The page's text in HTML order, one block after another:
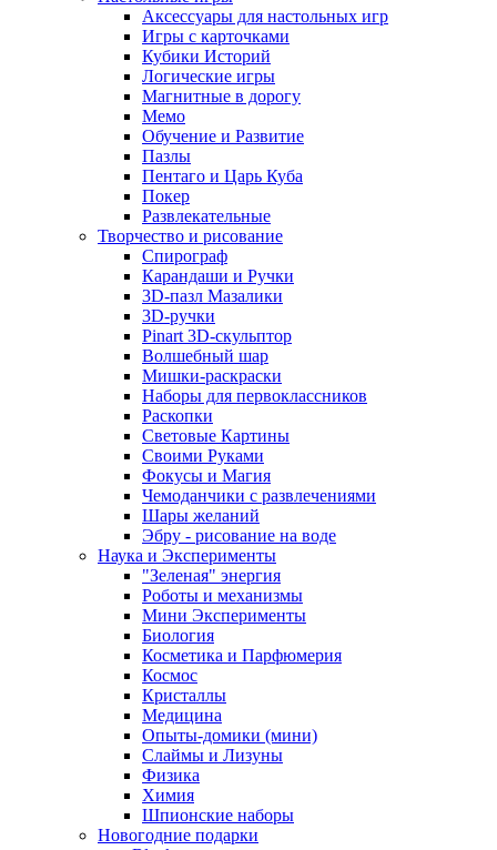
Аксессуары для настольных игр
Игры с карточками
Кубики Историй
Логические игры
Магнитные в дорогу
Мемо
Обучение и Развитие
Пазлы
Пентаго и Царь Куба
Покер
Развлекательные
Творчество и рисование
Спирограф
Карандаши и Ручки
3D-пазл Мазалики
3D-ручки
Pinart 3D-скульптор
Волшебный шар
Мишки-раскраски
Наборы для первоклассников
Раскопки
Световые Картины
Своими Руками
Фокусы и Магия
Чемоданчики с развлечениями
Шары желаний
Эбру - рисование на воде
Наука и Эксперименты
"Зеленая" энергия
Роботы и механизмы
Мини Эксперименты
Биология
Косметика и Парфюмерия
Космос
Кристаллы
Медицина
Опыты-домики (мини)
Слаймы и Лизуны
Физика
Химия
Шпионские наборы
Новогодние подарки